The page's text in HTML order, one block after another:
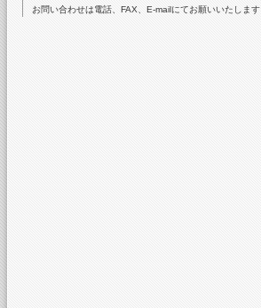
お問い合わせは電話、FAX、E-mailにてお願いいたします